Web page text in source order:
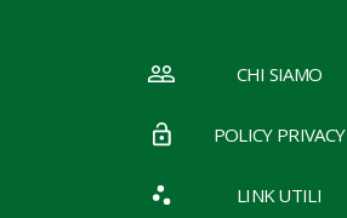
CHI SIAMO
POLICY PRIVACY
LINK UTILI